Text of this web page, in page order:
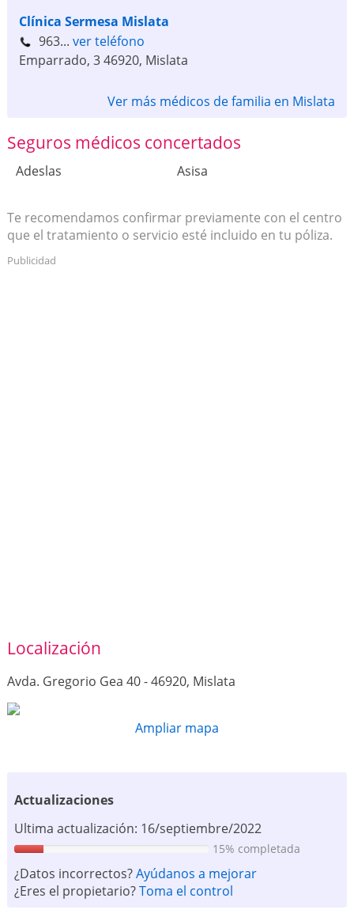
Clínica Sermesa Mislata
963... ver teléfono
Emparrado, 346920, Mislata
Ver más médicos de familia en Mislata
Seguros médicos concertados
Adeslas Asisa
Te recomendamos confirmar previamente con el centro
que el tratamiento o servicio esté incluido en tu póliza.
Publicidad
Localización
Avda. Gregorio Gea 40 - 46920, Mislata
Ampliar mapa
Actualizaciones
Ultima actualización: 16/septiembre/2022
15% completada
¿Datos incorrectos?Ayúdanos a mejorar
¿Eres el propietario?Toma el control